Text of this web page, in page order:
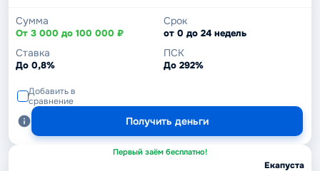
Сумма
От 3 000 до 100 000 ₽
Срок
от 0 до 24 недель
Ставка
До 0,8%
ПСК
До 292%
Добавить в
сравнение
Получить деньги
Первый заём бесплатно!
Екапуста